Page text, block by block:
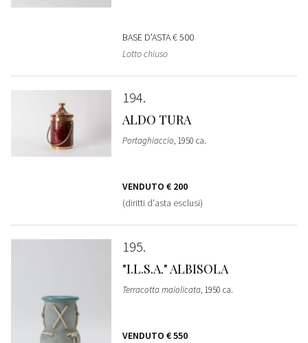
BASE D'ASTA€ 500
Lotto chiuso
194
ALDO TURA
Portaghiaccio, 1950 ca.
VENDUTO € 200
(diritti d'asta esclusi)
195
"I.L.S.A." ALBISOLA
Terracotta maiolicata, 1950 ca.
VENDUTO € 550